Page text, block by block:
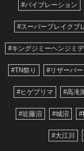
#バイブレーション
#スーパーブレイクブ
#キングジミーヘンジミ
#TN祭り #リザーバー
#ヒゲプリマ #高滝
#近藤沼 #城沼
#大江川